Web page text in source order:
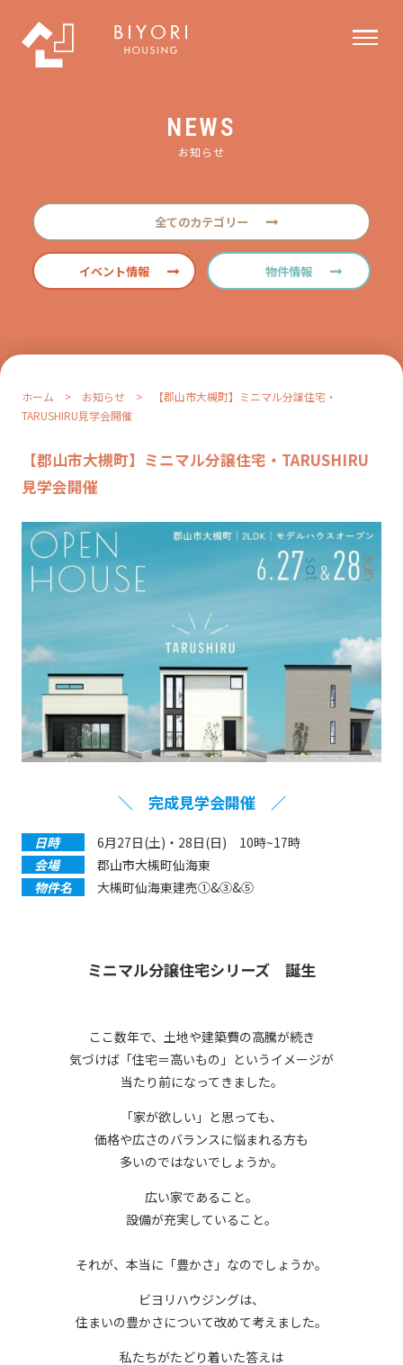
NEWS
お知らせ
全てのカテゴリー
イベント情報 物件情報
ホーム > お知らせ>
【郡山市大槻町】ミニマル分譲住宅・
TARUSHIRU見学会開催
【郡山市大槻町】ミニマル分譲住宅・TARUSHIRU
見学会開催
＼ 完成見学会開催 ／
日時
6月27日(土)・28日(日) 10時~17時
会場
郡山市大槻町仙海東
物件名
大槻町仙海東建売①&③&⑤
ミニマル分譲住宅シリーズ 誕生
ここ数年で、土地や建築費の高騰が続き
気づけば「住宅＝高いもの」というイメージが
当たり前になってきました。
「家が欲しい」と思っても、
価格や広さのバランスに悩まれる方も
多いのではないでしょうか。
広い家であること。
設備が充実していること。
それが、本当に「豊かさ」なのでしょうか。
ビヨリハウジングは、
住まいの豊かさについて改めて考えました。
私たちがたどり着いた答えは